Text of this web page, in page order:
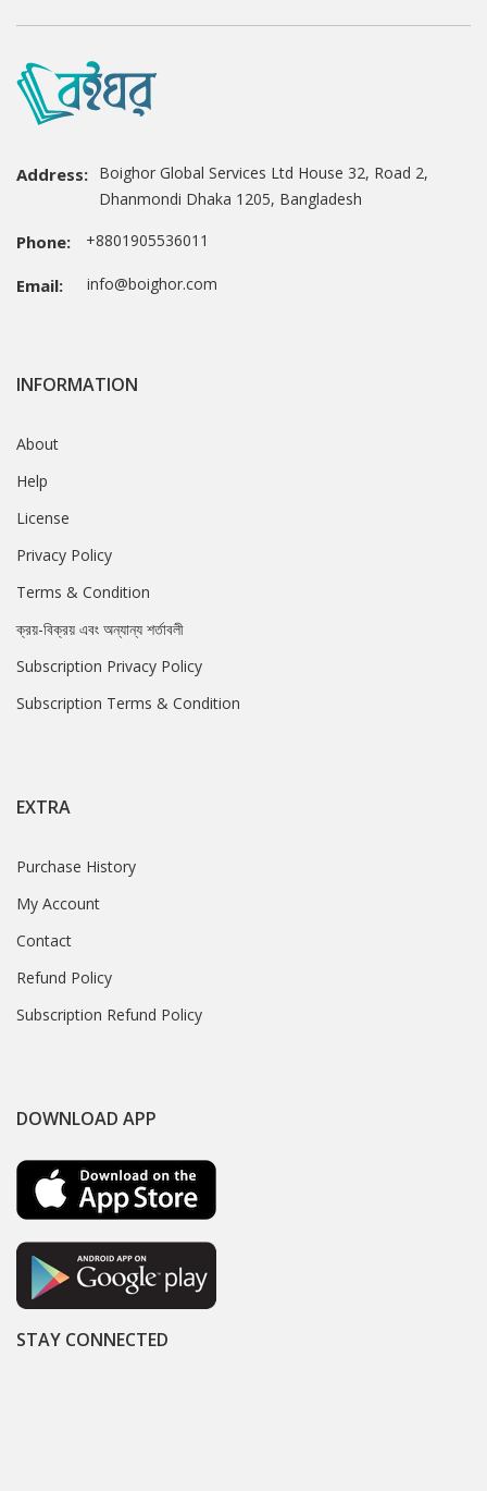
Address: Boighor Global Services Ltd House 32, Road 2,
Dhanmondi Dhaka 1205, Bangladesh
Phone: +8801905536011
Email: info@boighor.com
INFORMATION
About
Help
License
Privacy Policy
Terms & Condition
ক্রয়-বিক্রয় এবং অন্যান্য শর্তাবলী
Subscription Privacy Policy
Subscription Terms & Condition
EXTRA
Purchase History
My Account
Contact
Refund Policy
Subscription Refund Policy
DOWNLOAD APP
STAY CONNECTED